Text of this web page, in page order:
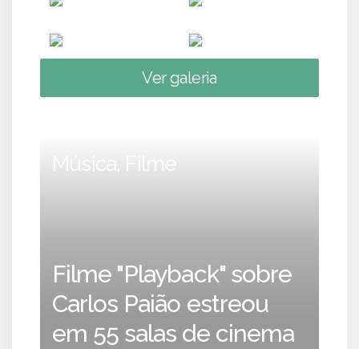
Ver galeria
Música, Filme
Filme "Playback" sobre
Carlos Paião estreou
em 55 salas de cinema